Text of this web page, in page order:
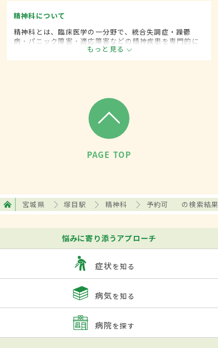
精神科について
精神科とは、臨床医学の一分野で、統合失調症・躁鬱
病・パニック障害・適応障害などの精神疾患を専門的に
もっと見る
PAGE TOP
宮城県 塚目駅 精神科 予約可 の検索結
悩みに寄り添うアプローチ
症状を知る
病気を知る
病院を探す